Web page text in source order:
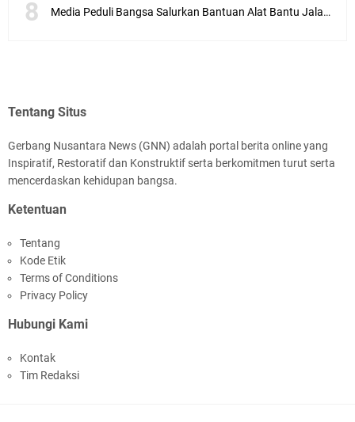
Media Peduli Bangsa Salurkan Bantuan Alat Bantu Jalan untuk Lansia
Tentang Situs
Gerbang Nusantara News (GNN) adalah portal berita online yang
Inspiratif, Restoratif dan Konstruktif serta berkomitmen turut serta
mencerdaskan kehidupan bangsa.
Ketentuan
Tentang
Kode Etik
Terms of Conditions
Privacy Policy
Hubungi Kami
Kontak
Tim Redaksi